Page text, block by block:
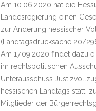
Am 10.06.2020 hat die
Landesregierung einen
zur Änderung hessischer
(Landtagsdrucksache 20/
Am 17.09.2020 findet dazu
im rechtspolitischen
Unterausschuss
hessischen Landtags statt,
Mitglieder der